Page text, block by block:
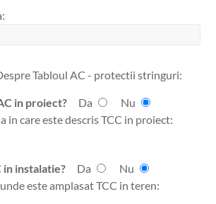
Tabloul AC - protectii stringuri:
in proiect? Da
Nu
in care este descris TCC in proiect:
in instalatie? Da
Nu
este amplasat TCC in teren: